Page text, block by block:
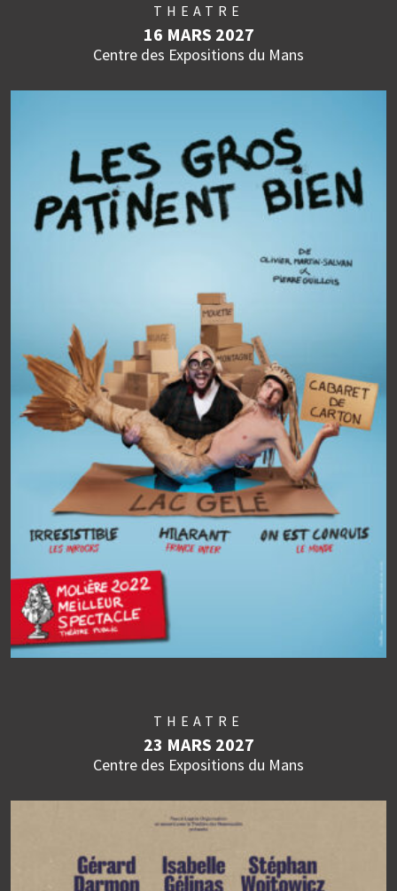
THEATRE
16 MARS 2027
Centre des Expositions du Mans
THEATRE
23 MARS 2027
Centre des Expositions du Mans